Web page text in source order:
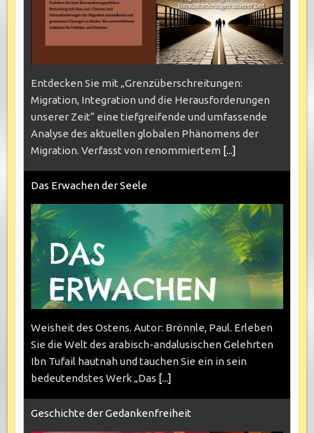
Entdecken Sie mit „Grenzüberschreitungen:
Migration, Integration und die Herausforderungen
unserer Zeit“ eine tiefgreifende und umfassende
Analyse des aktuellen globalen Phänomens der
Migration. Verfasst von renommiertem [...]
Das Erwachen der Seele
Weisheit des Ostens. Autor: Brönnle, Paul. Erleben
Sie die Welt des arabisch-andalusischen Gelehrten
Ibn Tufail hautnah und tauchen Sie ein in sein
bedeutendstes Werk „Das [...]
Geschichte der Gedankenfreiheit